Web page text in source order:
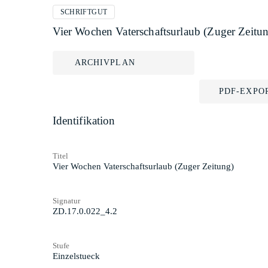
SCHRIFTGUT
Vier Wochen Vaterschaftsurlaub (Zuger
ARCHIVPLAN
PDF-
Identifikation
Titel
Vier Wochen Vaterschaftsurlaub (Zuger Zeitung)
Signatur
ZD.17.0.022_4.2
Stufe
Einzelstueck